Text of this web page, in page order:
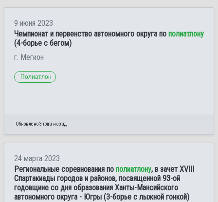
9 июня 2023
Чемпионат и первенство автономного округа по полиатлону
(4-борье с бегом)
г. Мегион
Полиатлон
Обновлено 3 года назад
24 марта 2023
Региональные соревнования по полиатлону, в зачет XVIII
Спартакиады городов и районов, посвященной 93-ой
годовщине со дня образования Ханты-Мансийского
автономного округа - Югры (3-борье с лыжной гонкой)